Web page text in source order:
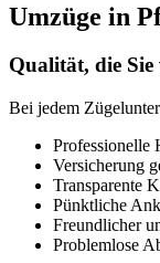
Umzüge in
Qualität, die
Bei jedem
Professionelle
Versicherung
Transparente
Pünktliche
Freundlicher
Problemlose